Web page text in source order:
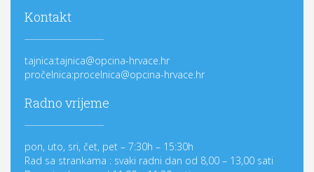
Kontakt
tajnica:tajnica@opcina-hrvace.hr
pročelnica:procelnica@opcina-hrvace.hr
Radno vrijeme
pon, uto, sri, čet, pet – 7:30h – 15:30h
Rad sa strankama : svaki radni dan od 8,00 – 13,00 sati